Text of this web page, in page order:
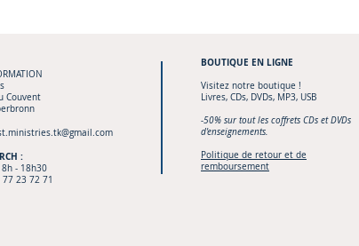
Couvent
:
8h - 18h30
23 72 71
BOUTIQUE EN LIGNE
Visitez notre boutique !
Livres, CDs, DVDs, MP3, USB
-50% sur tout les coffrets CDs et DVDs
d'enseignements.
Politique de retour et de
remboursement